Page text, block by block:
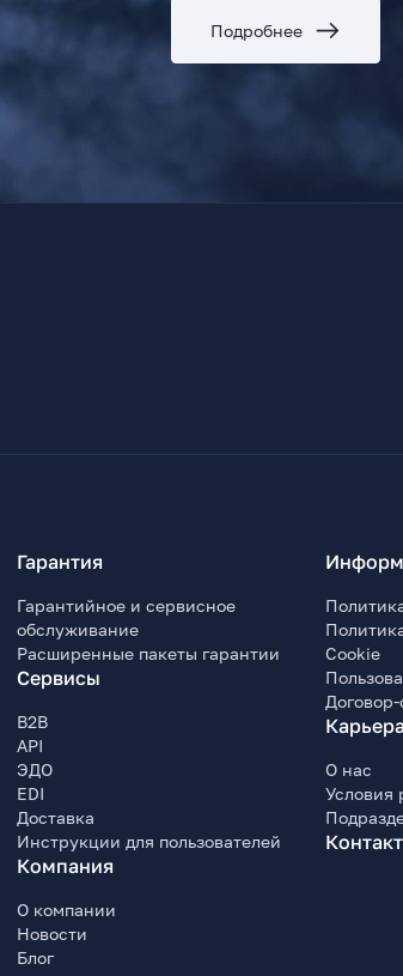
Подробнее
Гарантия
Гарантийное и сервисное
обслуживание
Расширенные пакеты гарантии
Сервисы
B2B
API
ЭДО
EDI
Доставка
Инструкции для пользователей
Компания
О компании
Новости
Блог
Cookie
Карьера
О нас
Условия